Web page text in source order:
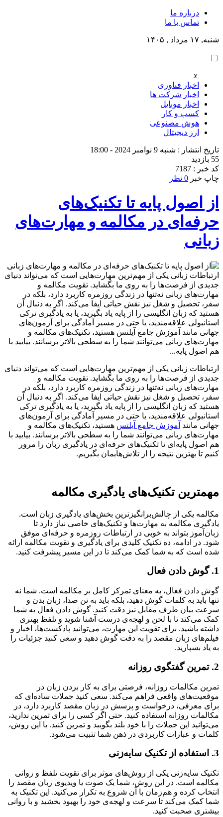
درباره ما
تماس با ما
شنبه, ۱۷ مرداد , ۱۴۰۵
x
اخبار فناوری
اخبار شرکت ها
اخبار موبایل
کسب و کار
هوش مصنوعی
ارز دیجیتال
تاریخ انتشار : شنبه 9 نوامبر 2024 - 18:00
55 بازدید
کد خبر : 7187
چاپ خبر 0 نظر
از اصول پایه تا تکنیک‌های
حرفه‌ای در مکالمه و مهارت‌های
زبانی
ارتباطات زبانی یکی از مهم‌ترین مهارت‌هایی است که می‌تواند دنیای
جدیدی از فرصت‌ها را به روی ما بگشاید. تقویت مکالمه و
مهارت‌های زبانی نه‌تنها در زندگی روزمره کاربرد دارد، بلکه در
سفر، تحصیل و شغل نیز نقش حیاتی ایفا می‌کند. اگر به دنبال آن
هستید که زبان انگلیسی را از پایه یاد بگیرید، یا به یادگیری ترکی
استانبولی علاقه‌مندید، یا حتی در مسیر آمادگی برای آزمون‌های
جهانی مانند آموزش جامع آیلتس هستید، تکنیک‌های مکالمه و
مهارت‌های زبانی می‌توانند شما را به سطحی بالاتر برسانند. بیایید با
هم اصول پایه‌...
ارتباطات زبانی یکی از مهم‌ترین مهارت‌هایی است که می‌تواند دنیای
جدیدی از فرصت‌ها را به روی ما بگشاید. تقویت مکالمه و
مهارت‌های زبانی نه‌تنها در زندگی روزمره کاربرد دارد، بلکه در
سفر، تحصیل و شغل نیز نقش حیاتی ایفا می‌کند. اگر به دنبال آن
هستید که زبان انگلیسی را از پایه یاد بگیرید، یا به یادگیری ترکی
استانبولی علاقه‌مندید، یا حتی در مسیر آمادگی برای آزمون‌های
جهانی مانند آموزش جامع آیلتس هستید، تکنیک‌های مکالمه و
مهارت‌های زبانی می‌توانند شما را به سطحی بالاتر برسانند. بیایید با
هم اصول پایه‌ای تا تکنیک‌های حرفه‌ای در یادگیری زبان را مرور
کنیم تا بهترین نتیجه را از تلاش‌هایمان بگیریم.
مهمترین تکنیک‌های یادگیری مکالمه
مکالمه یکی از چالش‌برانگیزترین بخش‌های یادگیری زبان است.
یادگیری مکالمه به مهارت‌ها و تکنیک‌های خاصی نیاز دارد تا
زبان‌آموز بتواند به خوبی در ارتباطات روزمره و حرفه‌ای موفق
شود. در ادامه، ده تکنیک کلیدی برای یادگیری و تقویت مکالمه ارائه
شده است که به شما کمک می‌کند تا در این مسیر پیشرفت کنید.
1. گوش دادن فعال
گوش دادن فعال، به معنای تمرکز کامل بر مکالمه است. شما نه
تنها باید به کلمات گوش دهید، بلکه باید به تن صدا، زبان بدن و
سرعت بیان طرف مقابل نیز دقت کنید. گوش دادن فعال به شما
کمک می‌کند تا با لحن و لهجه‌ی درست آشنا شوید و تلفظ بهتری
داشته باشید. برای تقویت این مهارت، می‌توانید پادکست‌ها، اخبار و
فیلم‌های زبان مقصد را به دقت گوش دهید و سعی کنید جزئیات را
به یاد بسپارید.
2. تمرین گفتگوی روزانه
تمرین مکالمات روزانه، فرصتی برای به کار بردن زبان در
موقعیت‌های واقعی فراهم می‌کند. سعی کنید جملات ساده‌ای که
برای معرفی، درخواست و پرسش در زبان مقصد کاربرد دارد، در
مکالمات روزانه استفاده کنید. حتی اگر کسی را برای تمرین ندارید،
می‌توانید این جملات را با خود بلند بگویید و تمرین کنید. با این روش،
کلمات و عبارات کاربردی در ذهن شما تثبیت می‌شود.
3. استفاده از تکنیک سایه‌زنی
تکنیک سایه‌زنی یکی از روش‌های موثر برای تقویت تلفظ و روانی
مکالمه است. در این روش، شما یک صوت یا ویدیوی زبان مقصد را
انتخاب کرده و هم‌زمان با آن شروع به تکرار می‌کنید. این تکنیک به
شما کمک می‌کند تا سرعت و لهجه‌ی خود را بهبود بخشید و با روانی
بیشتری صحبت کنید.